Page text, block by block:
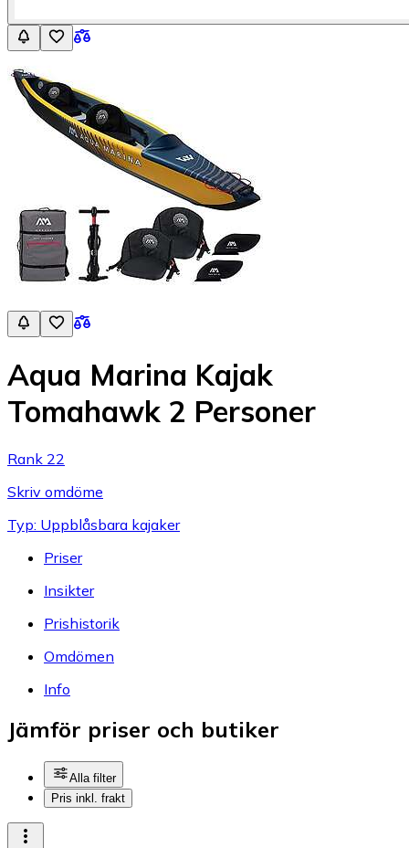
Aqua Marina Kajak
Tomahawk 2 Personer
Rank 22
Skriv omdöme
Typ: Uppblåsbara kajaker
Priser
Insikter
Prishistorik
Omdömen
Info
Jämför priser och butiker
Alla filter
Pris inkl. frakt